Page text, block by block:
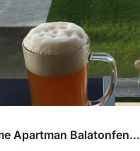
Apartman Balatonfen...